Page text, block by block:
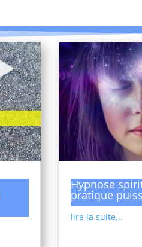
Hypnose
pratique
lire la suite...